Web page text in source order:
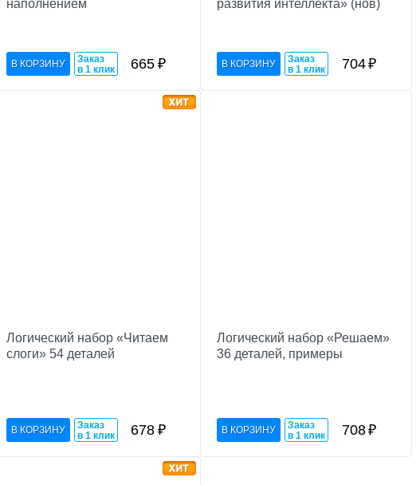
наполнением
Заказ
в 1 клик
665₽
развития интеллекта» (нов)
Заказ
в 1 клик
704₽
Логический набор «Читаем
слоги» 54 деталей
Заказ
в 1 клик
678₽
Логический набор «Решаем»
36 деталей, примеры
Заказ
в 1 клик
708₽